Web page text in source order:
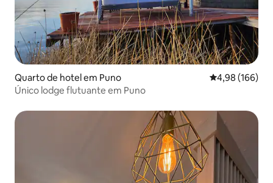
Quarto de hotel em Puno Classificação
4,98 (166)
Único lodge flutuante em Puno